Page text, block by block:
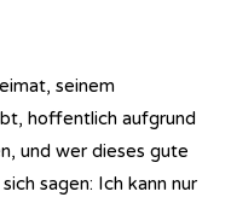
seinem
hoffentlich aufgrund
und wer dieses gute
sagen: Ich kann nur